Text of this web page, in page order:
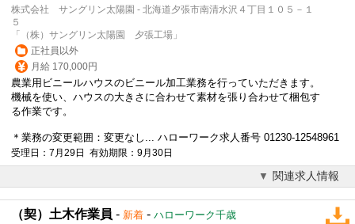
株式会社 サングリン太陽園 - 北海道夕張市南清水沢４丁目１０５－１
５
「（株）サングリン太陽園 夕張工場」
正社員以外
月給 170,000円
農業用ビニールハウスのビニール加工業務を行っていただきます。
機械を使い、ハウスの大きさに合わせて素材を張り合わせて梱包す
る作業です。
＊業務の変更範囲：変更なし... ハローワーク求人番号 01230-12548961
受理日：7月29日 有効期限：9月30日
関連求人情報
（契）土木作業員 - 新着 - ハローワーク千歳